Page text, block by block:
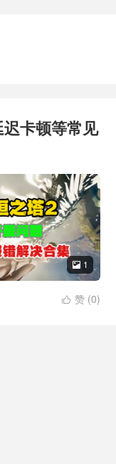
迟卡顿等常见
 1
 赞 (0)